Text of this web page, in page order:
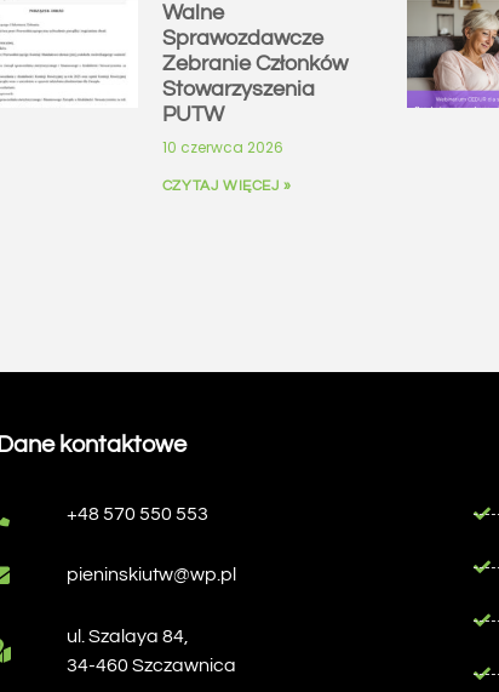
Walne
Sprawozdawcze
Zebranie Członków
Stowarzyszenia
PUTW
10 czerwca 2026
CZYTAJ WIĘCEJ »
Dane kontaktowe
+48 570 550 553
pieninskiutw@wp.pl
ul. Szalaya 84,
34-460 Szczawnica